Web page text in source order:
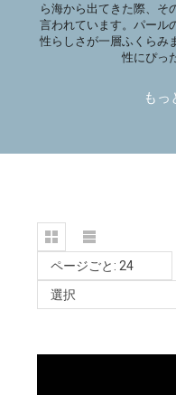
ら海から出てきた際、そ
言われています。パール
性らしさが一層ふくらみ
性にぴっ
もっ
ページごと: 24
選択